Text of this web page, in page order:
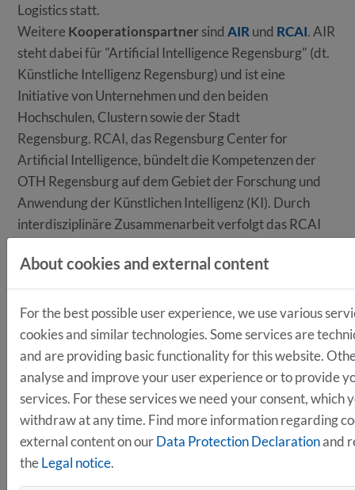
Logistics statt.
Weitere KooperationspartnersindAIR und RCAI. AIR
steht dabei für "Artificial Intelligence Regensburg" (dt.
Künstliche Intelligenz Regensburg) und ist eine
Initiative von Unternehmen und den beiden
Hochschulen, Clustern sowie der Stadt
Regensburg. RCAI, das Regensburg Center for
Artificial Intelligence, bündelt die Kompetenzen der
OTH Regensburg auf dem Gebiet der Forschung und
Anwendung der Künstlichen Intelligenz (KI). Durch
interdisziplinäre Zusammenarbeit verfolgt das RCAI
nachhaltigen Erforschung, Entwicklung und
Etablierung von KI-Konzepten und -Lösungen in
Wissenschaft, Industrie und Gesellschaft zu leisten.
Hinweis:
Die Veranstaltung ist Teil der
Transformationsnetzwerke der Bundesregierung. Das
Regensburger Projekt transform.r unterstützt
Unternehmen bei der Bewältigung des
Strukturwandels in der Automobilindustrie.
About cookies and external content
For the best possible user experience, we use various
cookies and similar technologies. Some services are
and are providing basic functionality for this website.
analyse and improve your user experience or to provide
services. For these services we need your consent, which
withdraw at any time. Find more information regarding
external content on ourData Protection Declarationand
theLegal notice.